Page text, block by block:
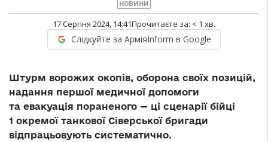
НОВИНИ
17 Серпня 2024, 14:41Прочитаєте за: < 1 хв.
Слідкуйте за АрміяInform в Google
Штурм ворожих окопів, оборона своїх позицій,
надання першої медичної допомоги
та евакуація пораненого — ці сценарії бійці
1 окремої танкової Сіверської бригади
відпрацьовують систематично.